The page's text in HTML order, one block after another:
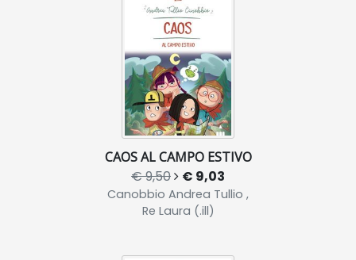
CAOS AL CAMPO ESTIVO
€ 9,50 € 9,03
Canobbio Andrea Tullio ,
Re Laura (.ill)